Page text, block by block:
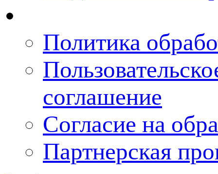
Политика
соглашение
Согласие на
Партнерская